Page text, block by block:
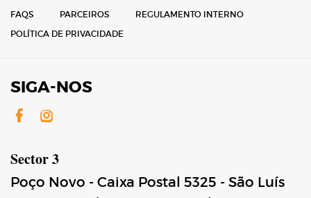
FAQS PARCEIROS
REGULAMENTO INTERNO
POLÍTICA DE PRIVACIDADE
SIGA-NOS
Facebook
Instagram
Sector 3
Poço Novo - Caixa Postal 5325 - São Luís